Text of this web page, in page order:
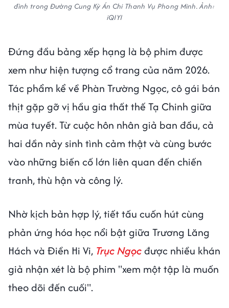
đình trong Đường Cung Kỳ Án Chi Thanh Vụ Phong Minh. Ảnh:
iQIYI
Đứng đầu bảng xếp hạng là bộ phim được
xem như hiện tượng cổ trang của năm 2026.
Tác phẩm kể về Phàn Trường Ngọc, cô gái bán
thịt gặp gỡ vị hầu gia thất thế Tạ Chinh giữa
mùa tuyết. Từ cuộc hôn nhân giả ban đầu, cả
hai dần nảy sinh tình cảm thật và cùng bước
vào những biến cố lớn liên quan đến chiến
tranh, thù hận và công lý.
Nhờ kịch bản hợp lý, tiết tấu cuốn hút cùng
phản ứng hóa học nổi bật giữa Trương Lăng
Hách và Điền Hi Vi, Trục Ngọcđược nhiều khán
giả nhận xét là bộ phim "xem một tập là muốn
theo dõi đến cuối".